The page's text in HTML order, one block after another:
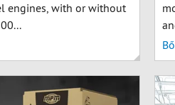
engines, with or without